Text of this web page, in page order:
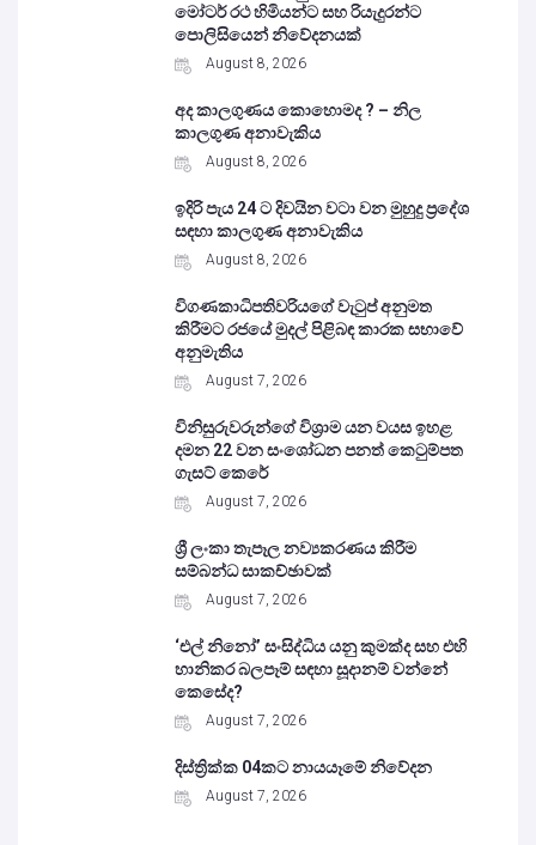
මෝටර් රථ හිමියන්ට සහ රියැදුරන්ට
පොලිසියෙන් නිවේදනයක්
August 8, 2026
අද කාලගුණය කොහොමද ? – නිල
කාලගුණ අනාවැකිය
August 8, 2026
ඉදිරි පැය 24 ට දිවයින වටා වන මුහුදු ප්‍රදේශ
සඳහා කාලගුණ අනාවැකිය
August 8, 2026
විගණකාධිපතිවරියගේ වැටුප් අනුමත
කිරීමට රජයේ මුදල් පිළිබඳ කාරක සභාවේ
අනුමැතිය
August 7, 2026
විනිසුරුවරුන්ගේ විශ්‍රාම යන වයස ඉහළ
දමන 22 වන සංශෝධන පනත් කෙටුම්පත
ගැසට් කෙරේ
August 7, 2026
ශ්‍රී ලංකා තැපෑල නව්‍යකරණය කිරීම
සම්බන්ධ සාකච්ඡාවක්
August 7, 2026
‘එල් නිනෝ’ සංසිද්ධිය යනු කුමක්ද සහ එහි
හානිකර බලපෑම් සඳහා සූදානම් වන්නේ
කෙසේද?
August 7, 2026
දිස්ත්‍රික්ක 04කට නායයෑමේ නිවේදන
August 7, 2026